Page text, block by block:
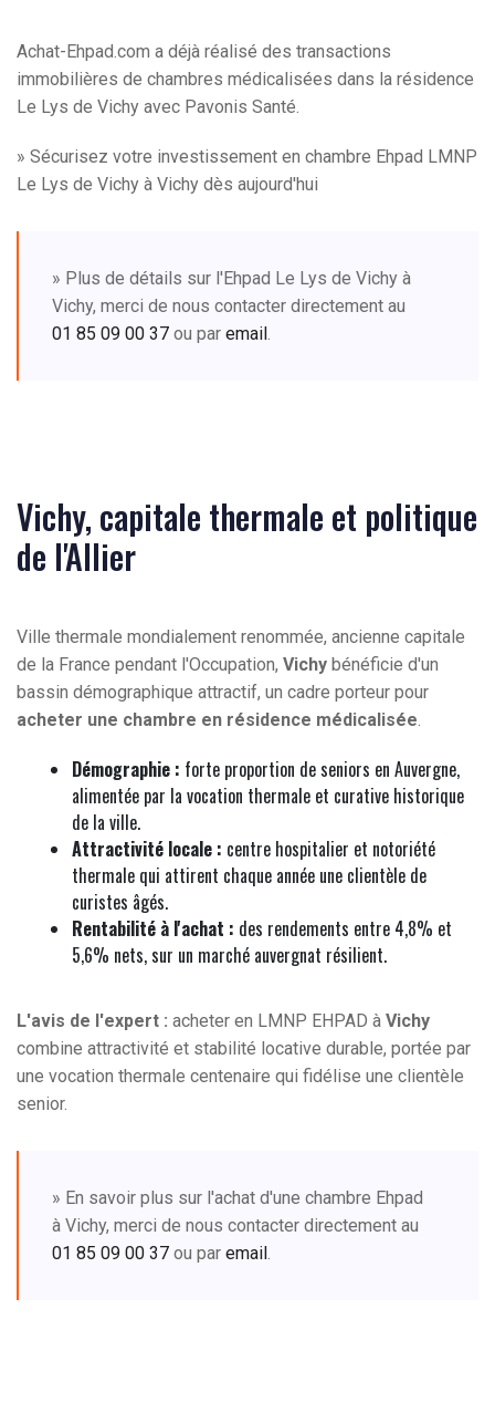
Achat-Ehpad.com a déjà réalisé des transactions
immobilières de chambres médicalisées dans la résidence
Le Lys de Vichy avec Pavonis Santé.
» Sécurisez votre investissement en chambre Ehpad LMNP
Le Lys de Vichy à Vichy dès aujourd'hui
» Plus de détails sur l'Ehpad Le Lys de Vichy à
Vichy, merci de nous contacter directement au
01 85 09 00 37 ou par email
Vichy, capitale thermale et politique
de l'Allier
Ville thermale mondialement renommée, ancienne capitale
de la France pendant l'Occupation, Vichy bénéficie d'un
bassin démographique attractif, un cadre porteur pour
acheter une chambre en résidence médicalisée
Démographie : forte proportion de seniors en Auvergne,
alimentée par la vocation thermale et curative historique
de la ville.
Attractivité locale : centre hospitalier et notoriété
thermale qui attirent chaque année une clientèle de
curistes âgés.
Rentabilité à l'achat : des rendements entre 4,8% et
5,6% nets, sur un marché auvergnat résilient.
L'avis de l'expert : acheter en LMNP EHPAD à Vichy
combine attractivité et stabilité locative durable, portée par
une vocation thermale centenaire qui fidélise une clientèle
senior.
» En savoir plus sur l'achat d'une chambre Ehpad
à Vichy, merci de nous contacter directement au
01 85 09 00 37 ou par email